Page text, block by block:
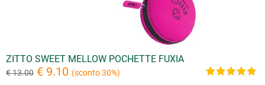
ZITTO SWEET MELLOW POCHETTE FUXIA
€ 13.00 € 9.10 (sconto 30%)